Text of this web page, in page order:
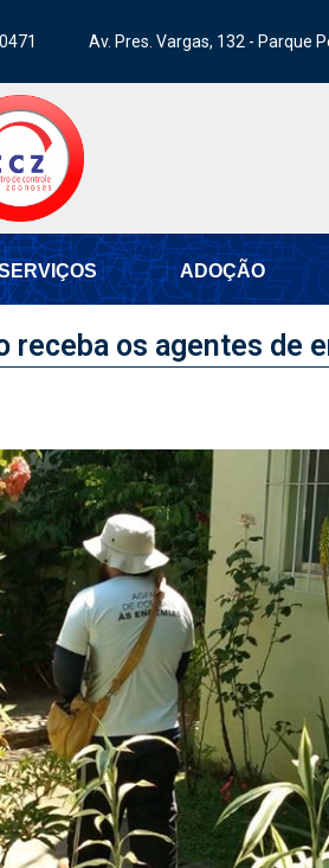
Av. Pres. Vargas, 132 - Parque
ADOÇÃO
receba os agentes de